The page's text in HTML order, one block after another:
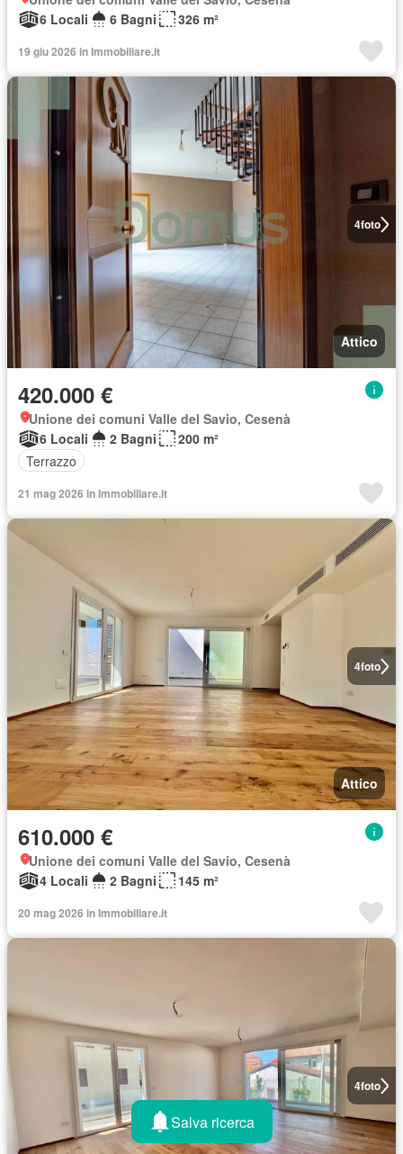
6 Locali
6 Bagni 326 m²
19 giu 2026 in Immobiliare.it
4foto
Attico
420.000 €
Unione dei comuni Valle del Savio, Cesenà
6 Locali
2 Bagni
200 m²
Terrazzo
21 mag 2026 in Immobiliare.it
4foto
Attico
610.000 €
Unione dei comuni Valle del Savio, Cesenà
4 Locali
2 Bagni 145 m²
20 mag 2026 in Immobiliare.it
4foto
Salva ricerca